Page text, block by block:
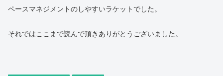
ペースマネジメントのしやすいラケットでした。
それではここまで読んで頂きありがとうございました。